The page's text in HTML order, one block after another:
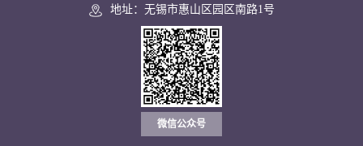
地址：无锡市惠山区园区南路1号
微信公众号